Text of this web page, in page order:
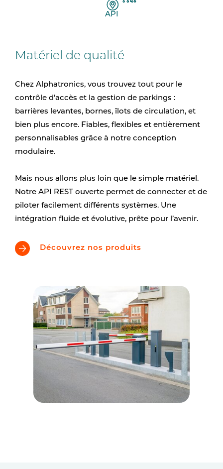
API
Matériel de qualité
Chez Alphatronics, vous trouvez tout pour le
contrôle d’accès et la gestion de parkings :
barrières levantes, bornes, îlots de circulation, et
bien plus encore. Fiables, flexibles et entièrement
personnalisables grâce à notre conception
modulaire.
Mais nous allons plus loin que le simple matériel.
Notre API REST ouverte permet de connecter et de
piloter facilement différents systèmes. Une
intégration fluide et évolutive, prête pour l’avenir.
Découvrez nos produits